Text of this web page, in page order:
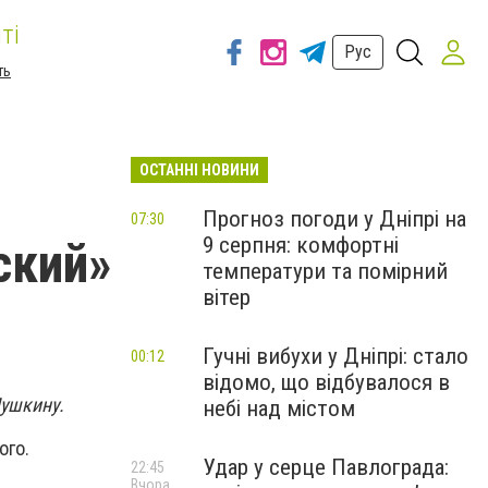
Рус
ОСТАННІ НОВИНИ
Прогноз погоди у Дніпрі на
9 серпня: комфортні
температури та помірний
вітер
07:30
Гучні вибухи у Дніпрі: стало
відомо, що відбувалося в
небі над містом
00:12
Удар у серце Павлограда:
22:45